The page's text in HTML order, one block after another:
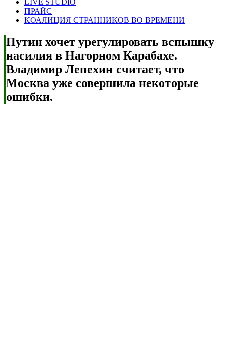
LIVE STUDIO
ПРАЙС
КОАЛИЦИЯ СТРАННИКОВ ВО ВРЕМЕНИ
Путин хочет урегулировать вспышку
насилия в Нагорном Карабахе.
Владимир Лепехин считает, что
Москва уже совершила некоторые
ошибки.